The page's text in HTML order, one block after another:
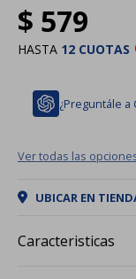
$ 579
HASTA 12 CUOTAS
¿Preguntále
Ver todas las
UBICAR EN
Caracteristicas